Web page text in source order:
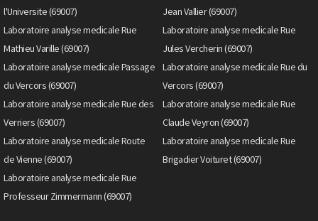
l'Universite (69007)
Jean Vallier (69007)
Laboratoire analyse medicale Rue
Mathieu Varille (69007)
Laboratoire analyse medicale Rue
Jules Vercherin (69007)
Laboratoire analyse medicale Passage
du Vercors (69007)
Laboratoire analyse medicale Rue du
Vercors (69007)
Laboratoire analyse medicale Rue des
Verriers (69007)
Laboratoire analyse medicale Rue
Claude Veyron (69007)
Laboratoire analyse medicale Route
de Vienne (69007)
Laboratoire analyse medicale Rue
Brigadier Voituret (69007)
Laboratoire analyse medicale Rue
Professeur Zimmermann (69007)